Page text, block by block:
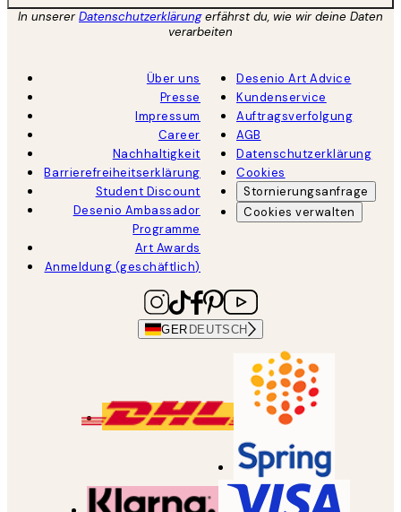
In unsererDatenschutzerklärungerfährst du, wie wir deine Daten
verarbeiten
Über uns
Presse
Impressum
Career
Nachhaltigkeit
Barrierefreiheitserklärung
Student Discount
Desenio Ambassador
Programme
Art Awards
Anmeldung (geschäftlich)
Desenio Art Advice
Kundenservice
Auftragsverfolgung
AGB
Datenschutzerklärung
Cookies
Stornierungsanfrage
Cookies verwalten
GER DEUTSCH